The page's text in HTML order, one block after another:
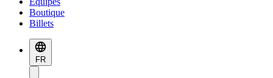
Boutique
Billets
FR